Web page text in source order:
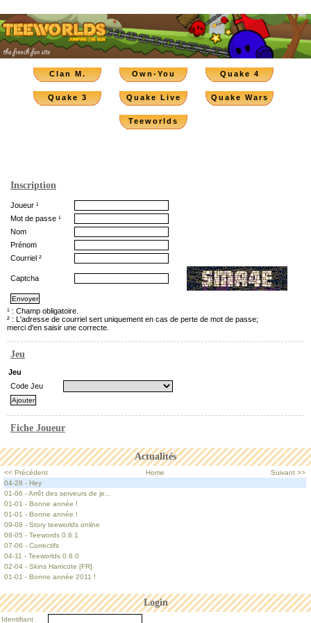
Clan M. Own-You Quake 4
Quake 3 Quake Live Quake Wars
Teeworlds
Actualités
<< Précédent Home
Suivant >>
04-28 - Hey
01-06 - Arrêt des serveurs de je...
01-01 - Bonne année !
01-01 - Bonne année !
09-08 - Story teeworlds online
08-05 - Teewords 0.6.1
07-06 - Correctifs
04-11 - Teeworlds 0.6.0
02-04 - Skins Harricote [FR]
01-01 - Bonne année 2011 !
Login
Identifiant
Inscription
Joueur ¹
Mot de passe ¹
Nom
Prénom
Courriel ²
Captcha
¹ : Champ obligatoire.
² : L'adresse de courriel sert uniquement en cas de perte de mot de passe;
merci d'en saisir une correcte.
Jeu
Jeu
Code Jeu
Fiche Joueur